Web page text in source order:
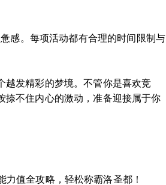
感。每项活动都有合理的时间限制与
越发精彩的梦境。不管你是喜欢竞
捺不住内心的激动，准备迎接属于你
力值全攻略，轻松称霸洛圣都！